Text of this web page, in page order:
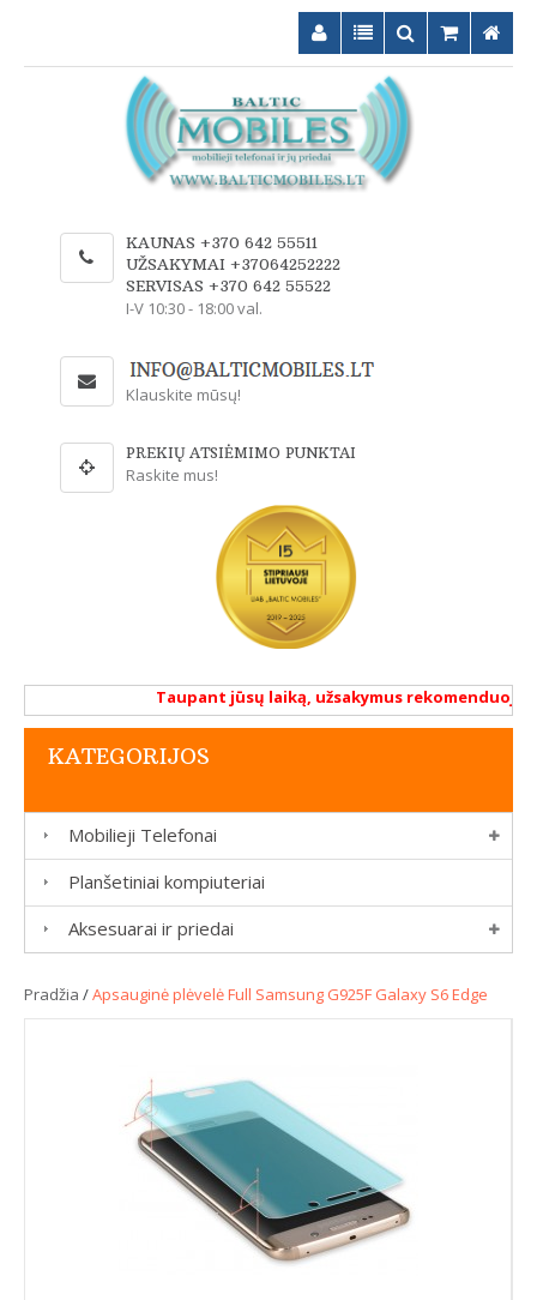
KAUNAS +370 642 55511
UŽSAKYMAI +37064252222
SERVISAS +370 642 55522
I-V 10:30 - 18:00 val.
Klauskite mūsų!
PREKIŲ ATSIĖMIMO PUNKTAI
Raskite mus!
Taupant jūsų laiką, užsakymus
KATEGORIJOS
Mobilieji Telefonai
Planšetiniai kompiuteriai
Aksesuarai ir priedai
Pradžia /Apsauginė plėvelė Full Samsung G925F Galaxy S6 Edge